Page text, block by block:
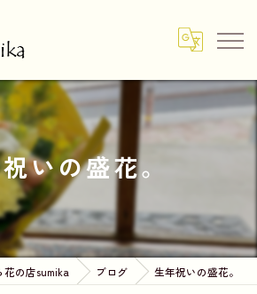
いの盛花。
の店sumika ブログ 生年祝いの盛花。